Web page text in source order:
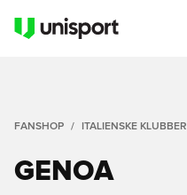
FANSHOP ITALIENSKE KLUBBER
GENOA